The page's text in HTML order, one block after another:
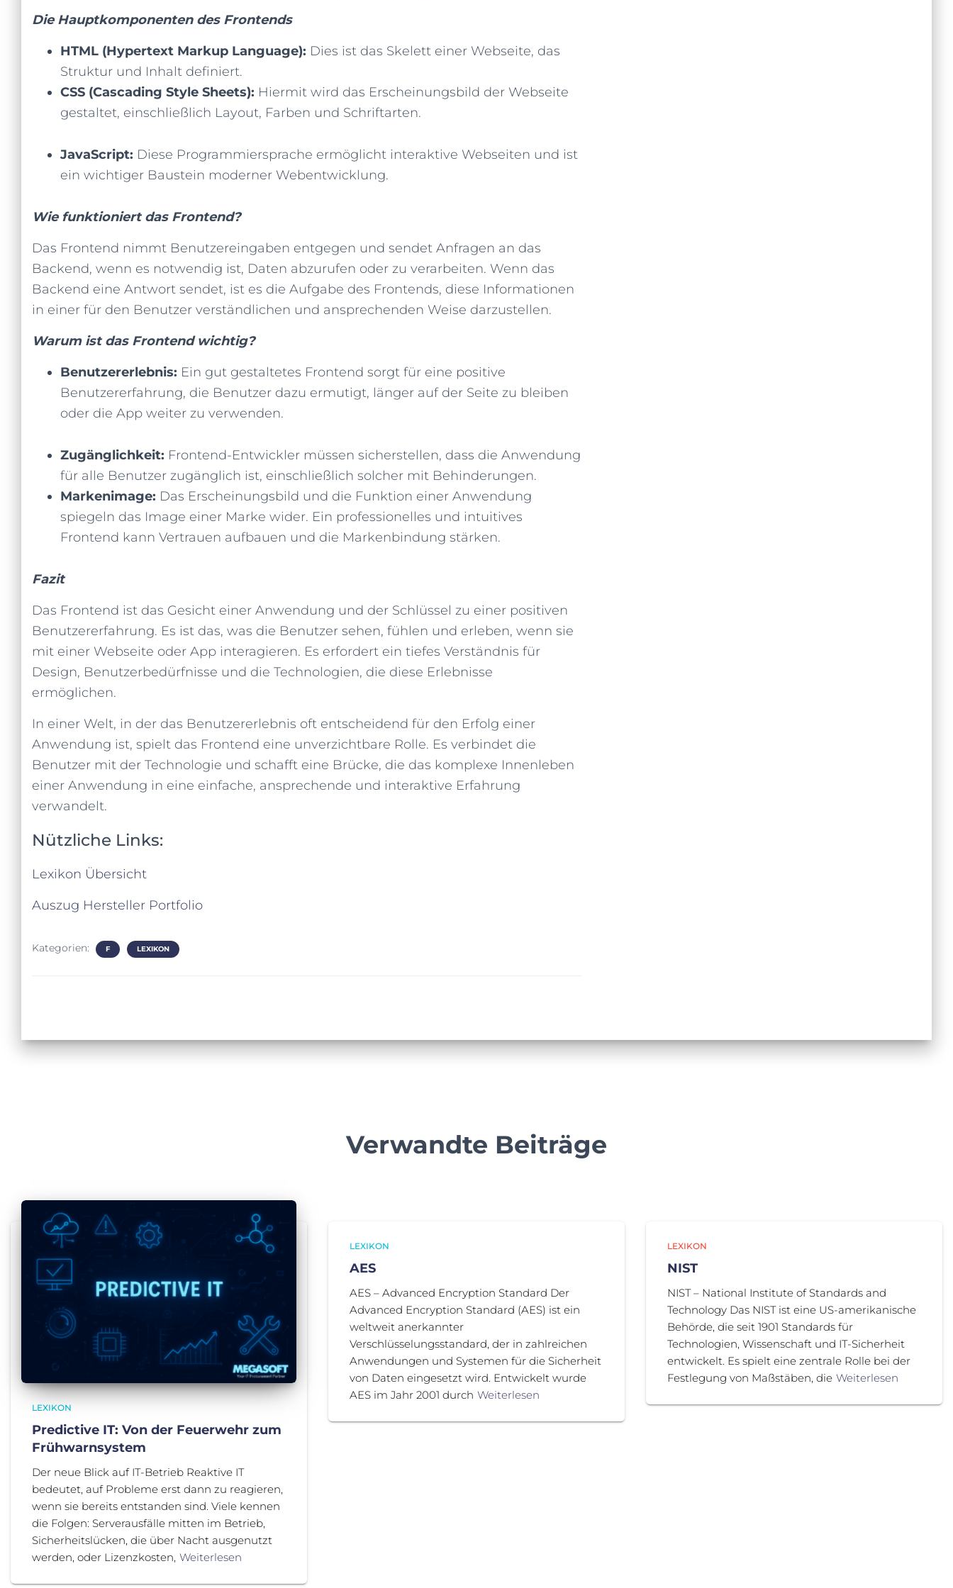
Die Hauptkomponenten des Frontends
HTML (Hypertext Markup Language): Dies ist das Skelett einer Webseite, das
Struktur und Inhalt definiert.
CSS (Cascading Style Sheets): Hiermit wird das Erscheinungsbild der Webseite
gestaltet, einschließlich Layout, Farben und Schriftarten.
JavaScript: Diese Programmiersprache ermöglicht interaktive Webseiten und ist
ein wichtiger Baustein moderner Webentwicklung.
Wie funktioniert das Frontend?
Das Frontend nimmt Benutzereingaben entgegen und sendet Anfragen an das
Backend, wenn es notwendig ist, Daten abzurufen oder zu verarbeiten. Wenn das
Backend eine Antwort sendet, ist es die Aufgabe des Frontends, diese Informationen
in einer für den Benutzer verständlichen und ansprechenden Weise darzustellen.
Warum ist das Frontend wichtig?
Benutzererlebnis: Ein gut gestaltetes Frontend sorgt für eine positive
Benutzererfahrung, die Benutzer dazu ermutigt, länger auf der Seite zu bleiben
oder die App weiter zu verwenden.
Zugänglichkeit: Frontend-Entwickler müssen sicherstellen, dass die Anwendung
für alle Benutzer zugänglich ist, einschließlich solcher mit Behinderungen.
Markenimage: Das Erscheinungsbild und die Funktion einer Anwendung
spiegeln das Image einer Marke wider. Ein professionelles und intuitives
Frontend kann Vertrauen aufbauen und die Markenbindung stärken.
Fazit
Das Frontend ist das Gesicht einer Anwendung und der Schlüssel zu einer positiven
Benutzererfahrung. Es ist das, was die Benutzer sehen, fühlen und erleben, wenn sie
mit einer Webseite oder App interagieren. Es erfordert ein tiefes Verständnis für
Design, Benutzerbedürfnisse und die Technologien, die diese Erlebnisse
ermöglichen.
In einer Welt, in der das Benutzererlebnis oft entscheidend für den Erfolg einer
Anwendung ist, spielt das Frontend eine unverzichtbare Rolle. Es verbindet die
Benutzer mit der Technologie und schafft eine Brücke, die das komplexe Innenleben
einer Anwendung in eine einfache, ansprechende und interaktive Erfahrung
verwandelt.
Nützliche Links:
Lexikon Übersicht
Auszug Hersteller Portfolio
Kategorien: F LEXIKON
Verwandte Beiträge
LEXIKON
Predictive IT: Von der Feuerwehr zum
Frühwarnsystem
Der neue Blick auf IT-Betrieb Reaktive IT
bedeutet, auf Probleme erst dann zu reagieren,
wenn sie bereits entstanden sind. Viele kennen
die Folgen: Serverausfälle mitten im Betrieb,
Sicherheitslücken, die über Nacht ausgenutzt
werden, oder Lizenzkosten, Weiterlesen
LEXIKON
AES
AES – Advanced Encryption Standard Der
Advanced Encryption Standard (AES) ist ein
weltweit anerkannter
Verschlüsselungsstandard, der in zahlreichen
Anwendungen und Systemen für die Sicherheit
von Daten eingesetzt wird. Entwickelt wurde
AES im Jahr 2001 durch Weiterlesen
LEXIKON
NIST
NIST – National Institute of Standards and
Technology Das NIST ist eine US-amerikanische
Behörde, die seit 1901 Standards für
Technologien, Wissenschaft und IT-Sicherheit
entwickelt. Es spielt eine zentrale Rolle bei der
Festlegung von Maßstäben, die Weiterlesen